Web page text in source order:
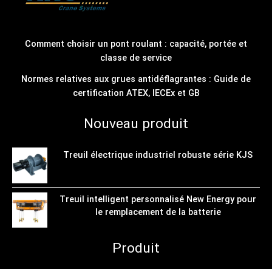
Comment choisir un pont roulant : capacité, portée et
classe de service
Normes relatives aux grues antidéflagrantes : Guide de
certification ATEX, IECEx et GB
Nouveau produit
Treuil électrique industriel robuste série KJS
Treuil intelligent personnalisé New Energy pour
le remplacement de la batterie
Produit